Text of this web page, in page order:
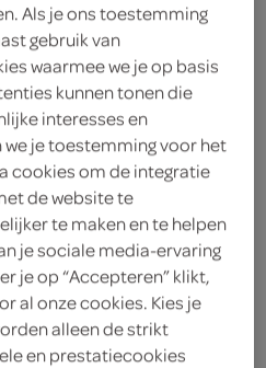
Als je ons toestemming
gebruik van
waarmee we je op basis
kunnen tonen die
interesses en
je toestemming voor het
cookies om de integratie
de website te
te maken en te helpen
je sociale media-ervaring
je op “Accepteren” klikt,
al onze cookies. Kies je
alleen de strikt
en prestatiecookies